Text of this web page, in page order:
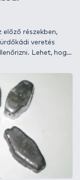
részekben,
veretés
Lehet, hogy
a művelet tehát
egyforma
„mintamodellen”
adatok birtokában
ha a többi
elkészülte után